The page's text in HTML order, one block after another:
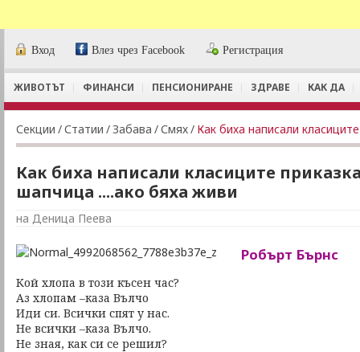
Вход Влез чрез Facebook Регистрация
ЖИВОТЪТ ФИНАНСИ ПЕНСИОНИРАНЕ ЗДРАВЕ КАК ДА
Секции /Статии / Забава /Смях/
Как биха написали класиците
шапчица ....ако бяха живи
на Деница Пеева
Робърт Бърнс
Кой хлопа в този късен час?
Аз хлопам –каза Вълчо
Иди си. Всички спят у нас.
Не всички –каза Вълчо.
Не зная, как си се решил?